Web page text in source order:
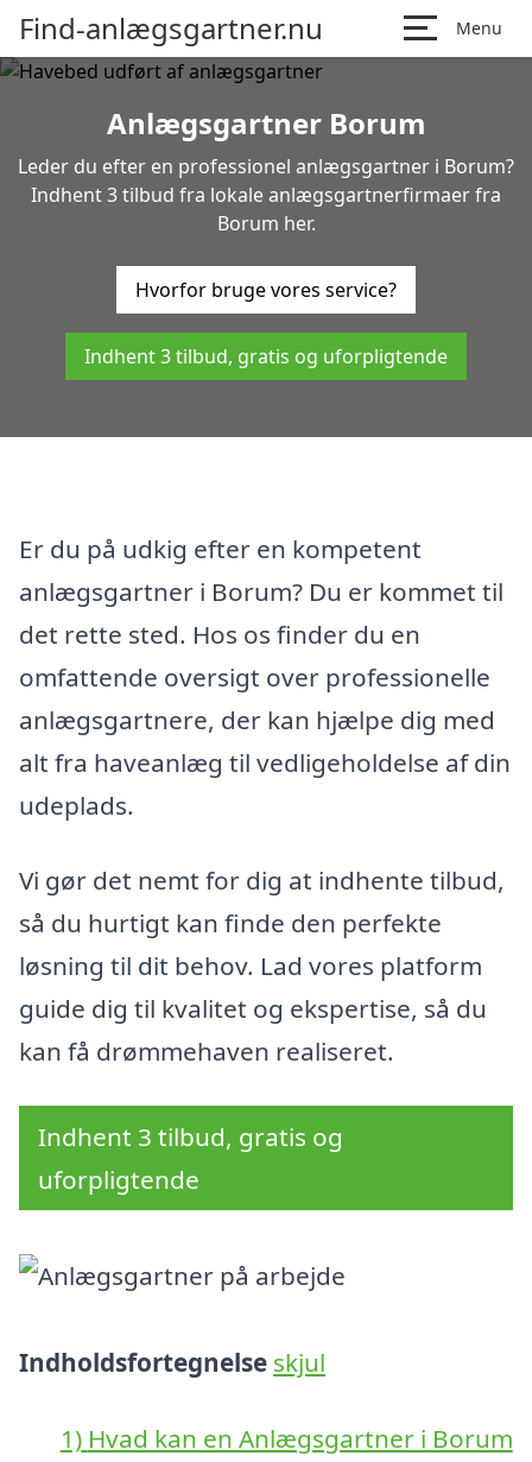
Find-anlægsgartner.nu Menu
Anlægsgartner Borum
Leder du efter en professionel anlægsgartner i Borum?
Indhent 3 tilbud fra lokale anlægsgartnerfirmaer fra
Borum her.
Hvorfor bruge vores service?
Indhent 3 tilbud, gratis og uforpligtende
Er du på udkig efter en kompetent
anlægsgartner i Borum? Du er kommet til
det rette sted. Hos os finder du en
omfattende oversigt over professionelle
anlægsgartnere, der kan hjælpe dig med
alt fra haveanlæg til vedligeholdelse af din
udeplads.
Vi gør det nemt for dig at indhente tilbud,
så du hurtigt kan finde den perfekte
løsning til dit behov. Lad vores platform
guide dig til kvalitet og ekspertise, så du
kan få drømmehaven realiseret.
Indhent 3 tilbud, gratis og
uforpligtende
Indholdsfortegnelse skjul
1) Hvad kan en Anlægsgartner i Borum